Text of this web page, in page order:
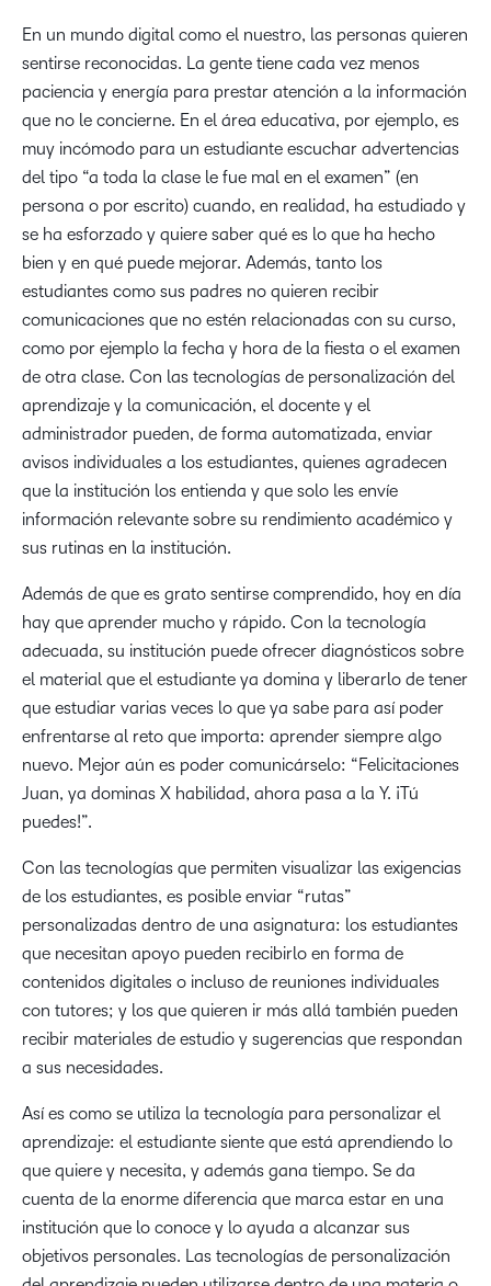
En un mundo digital como el nuestro, las personas quieren
sentirse reconocidas. La gente tiene cada vez menos
paciencia y energía para prestar atención a la información
que no le concierne. En el área educativa, por ejemplo, es
muy incómodo para un estudiante escuchar advertencias
del tipo “a toda la clase le fue mal en el examen” (en
persona o por escrito) cuando, en realidad, ha estudiado y
se ha esforzado y quiere saber qué es lo que ha hecho
bien y en qué puede mejorar. Además, tanto los
estudiantes como sus padres no quieren recibir
comunicaciones que no estén relacionadas con su curso,
como por ejemplo la fecha y hora de la fiesta o el examen
de otra clase. Con las tecnologías de personalización del
aprendizaje y la comunicación, el docente y el
administrador pueden, de forma automatizada, enviar
avisos individuales a los estudiantes, quienes agradecen
que la institución los entienda y que solo les envíe
información relevante sobre su rendimiento académico y
sus rutinas en la institución.
Además de que es grato sentirse comprendido, hoy en día
hay que aprender mucho y rápido. Con la tecnología
adecuada, su institución puede ofrecer diagnósticos sobre
el material que el estudiante ya domina y liberarlo de tener
que estudiar varias veces lo que ya sabe para así poder
enfrentarse al reto que importa: aprender siempre algo
nuevo. Mejor aún es poder comunicárselo: “Felicitaciones
Juan, ya dominas X habilidad, ahora pasa a la Y. ¡Tú
puedes!”.
Con las tecnologías que permiten visualizar las exigencias
de los estudiantes, es posible enviar “rutas”
personalizadas dentro de una asignatura: los estudiantes
que necesitan apoyo pueden recibirlo en forma de
contenidos digitales o incluso de reuniones individuales
con tutores; y los que quieren ir más allá también pueden
recibir materiales de estudio y sugerencias que respondan
a sus necesidades.
Así es como se utiliza la tecnología para personalizar el
aprendizaje: el estudiante siente que está aprendiendo lo
que quiere y necesita, y además gana tiempo. Se da
cuenta de la enorme diferencia que marca estar en una
institución que lo conoce y lo ayuda a alcanzar sus
objetivos personales. Las tecnologías de personalización